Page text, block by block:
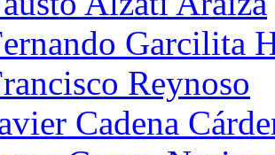
Garcilita
Reynoso
Cadena